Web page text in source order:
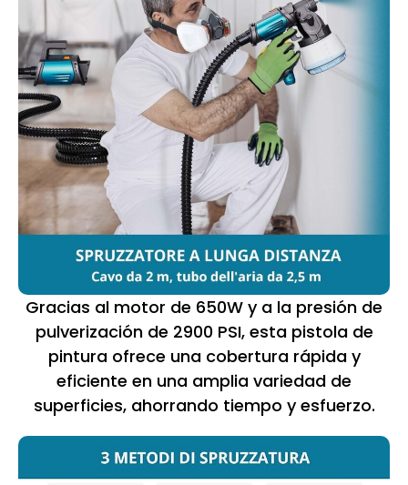
Gracias al motor de 650W y a la presión de
pulverización de 2900 PSI, esta pistola de
pintura ofrece una cobertura rápida y
eficiente en una amplia variedad de
superficies, ahorrando tiempo y esfuerzo.